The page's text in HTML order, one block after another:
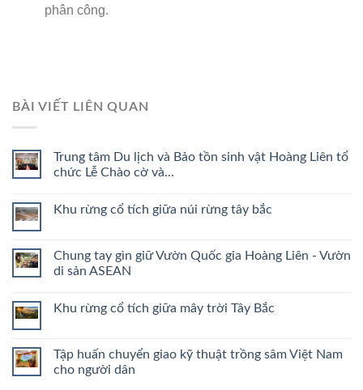
phân công.
BÀI VIẾT LIÊN QUAN
Trung tâm Du lịch và Bảo tồn sinh vật Hoàng Liên tổ
chức Lễ Chào cờ và...
Khu rừng cổ tích giữa núi rừng tây bắc
Chung tay gìn giữ Vườn Quốc gia Hoàng Liên - Vườn
di sản ASEAN
Khu rừng cổ tích giữa mây trời Tây Bắc
Tập huấn chuyển giao kỹ thuật trồng sâm Việt Nam
cho người dân